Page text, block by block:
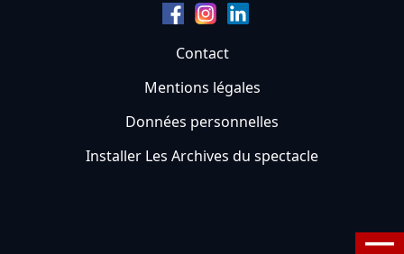
Contact
Mentions légales
Données personnelles
Installer Les Archives du spectacle